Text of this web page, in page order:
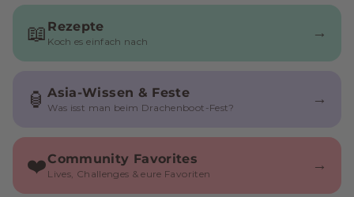
📖 Rezepte
Koch es einfach nach →
🏮Asia-Wissen & Feste
Was isst man beim Drachenboot-Fest? →
❤️Community Favorites
Lives, Challenges & eure Favoriten →